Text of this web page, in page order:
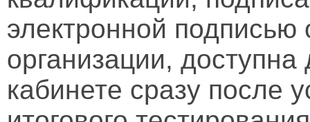
электронной подписью
организации,
кабинете сразу после